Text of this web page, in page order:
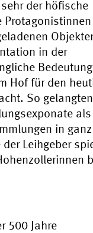
der höfische
Protagonistinnen
in der
Hof für den
So
als
in ganz
Leihgeber
500 Jahre